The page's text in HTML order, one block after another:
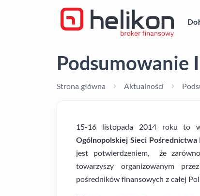
Podsumowanie
Strona główna Aktualności
15-16 listopada 2014 roku to
Ogólnopolskiej Sieci Pośrednictwa
jest potwierdzeniem, że
towarzyszy organizowanym
pośredników finansowych z całej